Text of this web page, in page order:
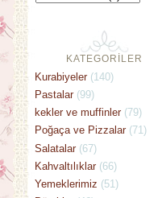
KATEGORİLER
Kurabiyeler (140)
Pastalar (99)
kekler ve muffinler (79)
Poğaça ve Pizzalar (71)
Salatalar (67)
Kahvaltılıklar (66)
Yemeklerimiz (51)